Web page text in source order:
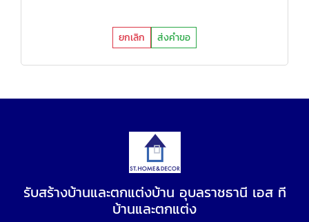
ยกเลิก ส่งคำขอ
รับสร้างบ้านและตกแต่งบ้าน อุบลราชธานี เอส ที
บ้านและตกแต่ง